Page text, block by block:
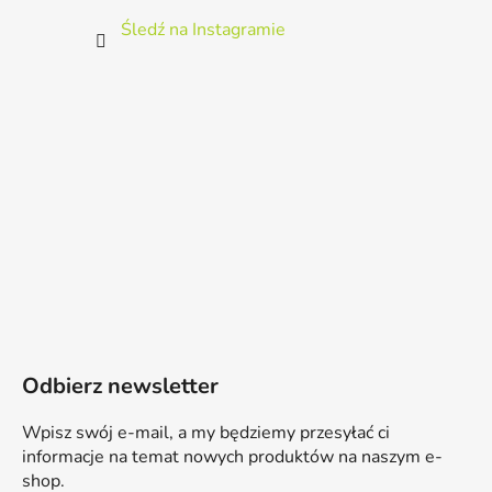
Śledź na Instagramie
Odbierz newsletter
Wpisz swój e-mail, a my będziemy przesyłać ci
informacje na temat nowych produktów na naszym e-
shop.